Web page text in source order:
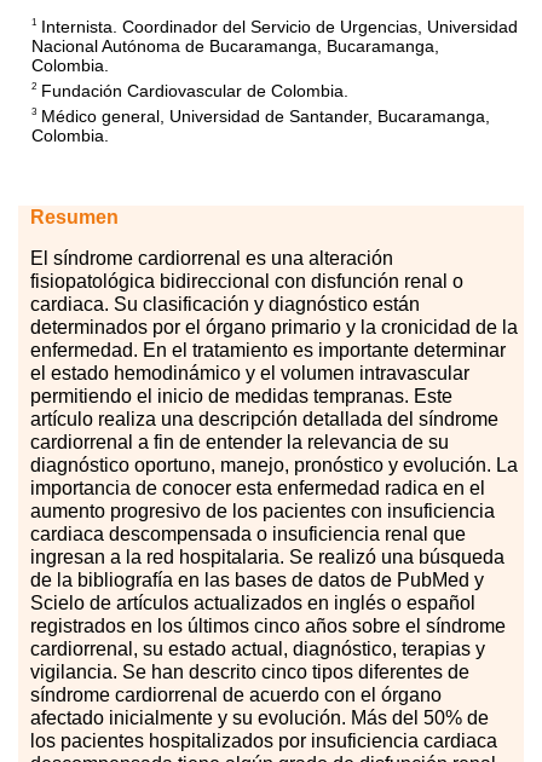
1 Internista. Coordinador del Servicio de Urgencias, Universidad
Nacional Autónoma de Bucaramanga, Bucaramanga,
Colombia.
2 Fundación Cardiovascular de Colombia.
3 Médico general, Universidad de Santander, Bucaramanga,
Colombia.
Resumen
El síndrome cardiorrenal es una alteración
fisiopatológica bidireccional con disfunción renal o
cardiaca. Su clasificación y diagnóstico están
determinados por el órgano primario y la cronicidad de la
enfermedad. En el tratamiento es importante determinar
el estado hemodinámico y el volumen intravascular
permitiendo el inicio de medidas tempranas. Este
artículo realiza una descripción detallada del síndrome
cardiorrenal a fin de entender la relevancia de su
diagnóstico oportuno, manejo, pronóstico y evolución. La
importancia de conocer esta enfermedad radica en el
aumento progresivo de los pacientes con insuficiencia
cardiaca descompensada o insuficiencia renal que
ingresan a la red hospitalaria. Se realizó una búsqueda
de la bibliografía en las bases de datos de PubMed y
Scielo de artículos actualizados en inglés o español
registrados en los últimos cinco años sobre el síndrome
cardiorrenal, su estado actual, diagnóstico, terapias y
vigilancia. Se han descrito cinco tipos diferentes de
síndrome cardiorrenal de acuerdo con el órgano
afectado inicialmente y su evolución. Más del 50% de
los pacientes hospitalizados por insuficiencia cardiaca